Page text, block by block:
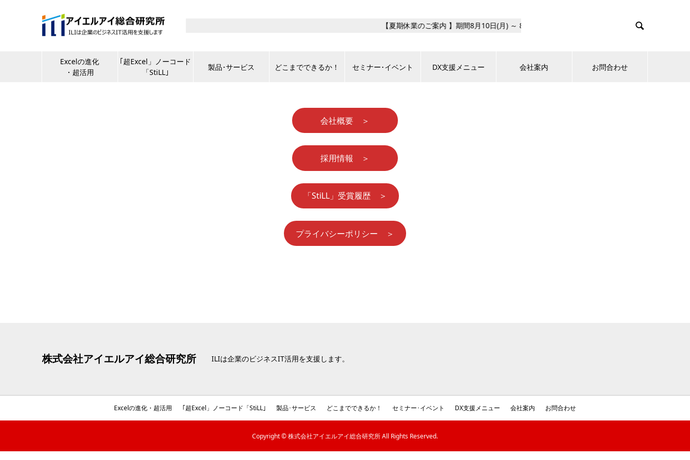

Excelの進化
・超活用
｢超Excel」ノーコード
「StiLL｣
製品･サービス どこまでできるか！ セミナー･イベント DX支援メニュー 会社案内 お問合わせ
会社概要 ＞
採用情報 ＞
「StiLL」受賞履歴 ＞
プライバシーポリシー ＞
株式会社アイエルアイ総合研究所 ILIは企業のビジネスIT活用を支援します。
Excelの進化 ・超活用 ｢超Excel」ノーコード「StiLL｣ 製品･サービス どこまでできるか！ セミナー･イベント DX支援メニュー 会社案内 お問合わせ
Copyright © 株式会社アイエルアイ総合研究所 All Rights Reserved.